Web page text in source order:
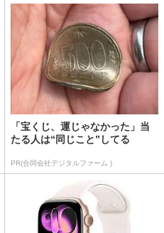
「宝くじ、運じゃなかった」当
たる人は“同じこと”してる
PR(合同会社デジタルファーム )